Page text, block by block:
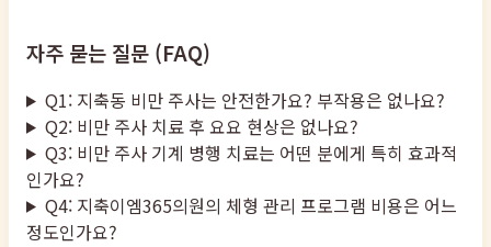
자주 묻는 질문 (FAQ)
Q1: 지축동 비만 주사는 안전한가요? 부작용은 없나요?
Q2: 비만 주사 치료 후 요요 현상은 없나요?
Q3: 비만 주사 기계 병행 치료는 어떤 분에게 특히 효과적
인가요?
Q4: 지축이엠365의원의 체형 관리 프로그램 비용은 어느
정도인가요?